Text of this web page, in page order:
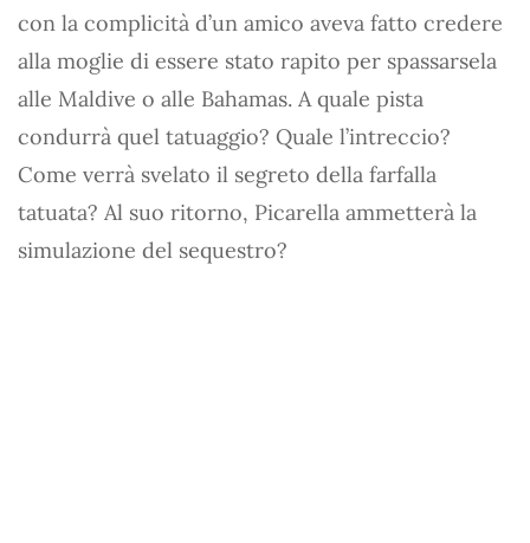
con la complicità d’un amico aveva fatto credere
alla moglie di essere stato rapito per spassarsela
alle Maldive o alle Bahamas. A quale pista
condurrà quel tatuaggio? Quale l’intreccio?
Come verrà svelato il segreto della farfalla
tatuata? Al suo ritorno, Picarella ammetterà la
simulazione del sequestro?